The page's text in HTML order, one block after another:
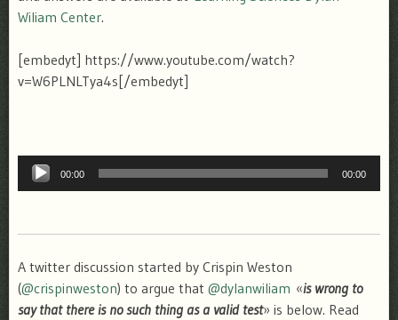
Wiliam Center.
[embedyt] https://www.youtube.com/watch?
v=W6PLNLTya4s[/embedyt]
Reproductor
de
00:00 00:00
A twitter discussion started by Crispin Weston
(@crispinweston) to argue that @dylanwiliam «is wrong to
say that there is no such thing as a valid test» is below. Read